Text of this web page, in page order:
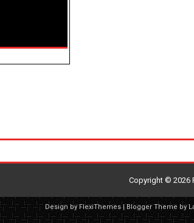
Copyright © 2026
Design byFlexiThemes| Blogger Theme by